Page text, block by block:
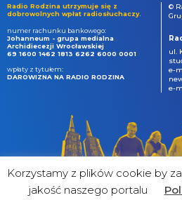
Radio Rodzina utrzymuje się z
dobrowolnych wpłat radiosłuchaczy.
numer rachunku bankowego:
Johanneum - grupa medialna
Archidiecezji Wrocławskiej
69 1600 1462 1813 6262 6000 0001
wpłaty z tytułem:
DAROWIZNA NA RADIO RODZINA
©
ul.
e-
e-
Korzystamy z plików cookie by
jakość naszego portalu